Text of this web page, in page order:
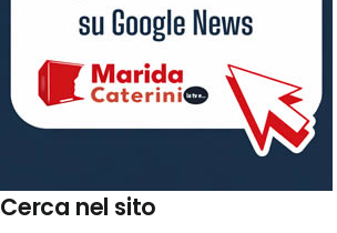
Cerca nel sito